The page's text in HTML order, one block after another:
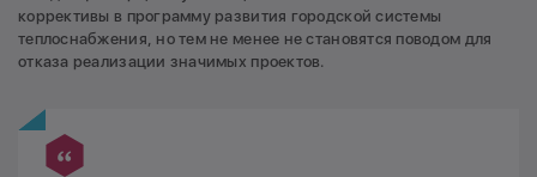
коррективы в программу развития городской системы
теплоснабжения, но тем не менее не становятся поводом для
отказа реализации значимых проектов.